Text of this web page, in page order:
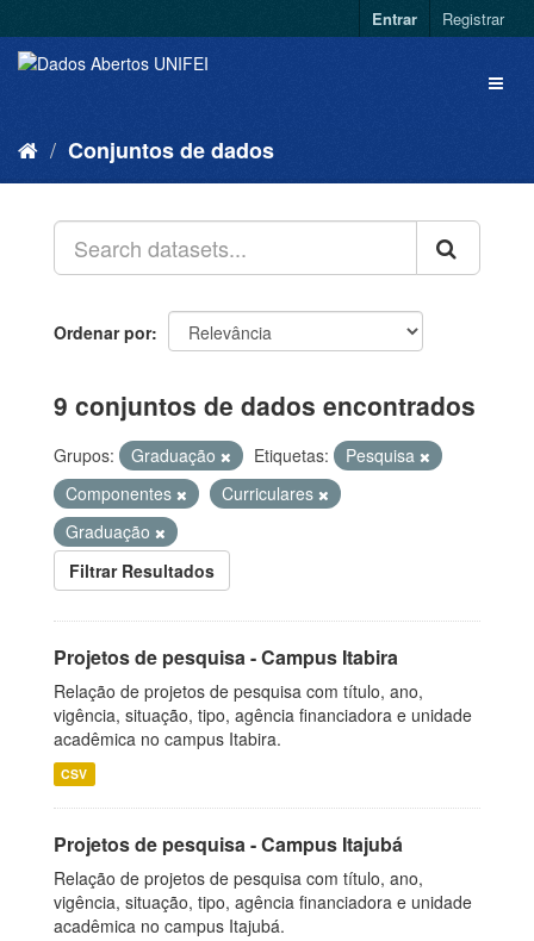
Entrar Registrar
Conjuntos de dados
Ordenar por
9 conjuntos de dados encontrados
Grupos: Graduação Etiquetas:
Pesquisa
Componentes
Curriculares
Graduação
Filtrar Resultados
Projetos de pesquisa - Campus Itabira
Relação de projetos de pesquisa com título, ano,
vigência, situação, tipo, agência financiadora e unidade
acadêmica no campus Itabira.
CSV
Projetos de pesquisa - Campus Itajubá
Relação de projetos de pesquisa com título, ano,
vigência, situação, tipo, agência financiadora e unidade
acadêmica no campus Itajubá.